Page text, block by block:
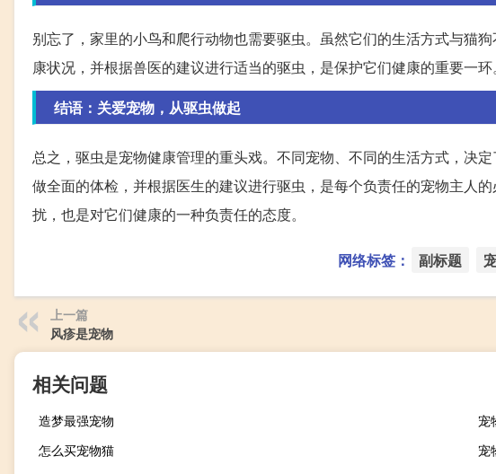
别忘了，家里的小鸟和爬行动物也需要驱虫。虽然它们的生活方式与猫
康状况，并根据兽医的建议进行适当的驱虫，是保护它们健康的重要一环。
结语：关爱宠物，从驱虫做起
总之，驱虫是宠物健康管理的重头戏。不同宠物、不同的生活方式，决
做全面的体检，并根据医生的建议进行驱虫，是每个负责任的宠物主人
扰，也是对它们健康的一种负责任的态度。
网络标签： 副标题
上一篇
风疹是宠物
相关问题
造梦最强宠物
宠
怎么买宠物猫
宠